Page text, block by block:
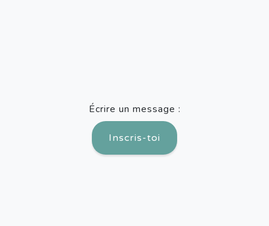
Écrire un message :
Inscris-toi